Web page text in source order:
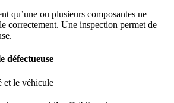
qu’une ou plusieurs composantes ne
correctement. Une inspection permet de
défectueuse
et le véhicule